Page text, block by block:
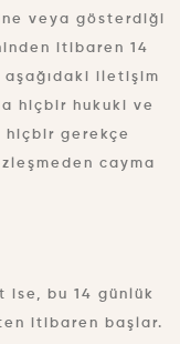
veya gösterdiği
itibaren 14
aşağıdaki iletişim
hiçbir hukuki ve
hiçbir gerekçe
cayma
ise, bu 14 günlük
itibaren başlar.